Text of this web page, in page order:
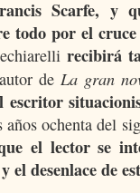
Scarfe, y
todo por el
recibirá
deLa gran
escritor
ochenta del
el lector se
el desenlace de